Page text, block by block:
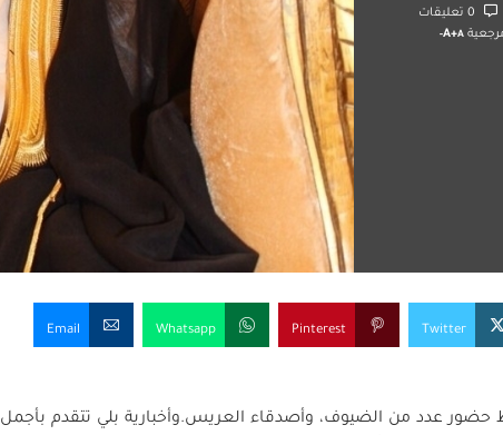
A+A-
Twitter
Pinterest
Whatsapp
Email
عدد من الضيوف، وأصدقاء العريس.وأخبارية بلي تتقدم بأجمل